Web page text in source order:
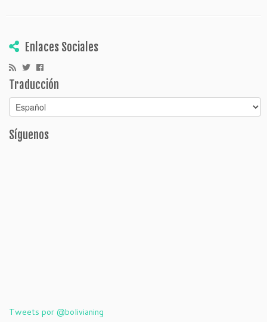
Enlaces Sociales
Traducción
Síguenos
Tweets por @bolivianing